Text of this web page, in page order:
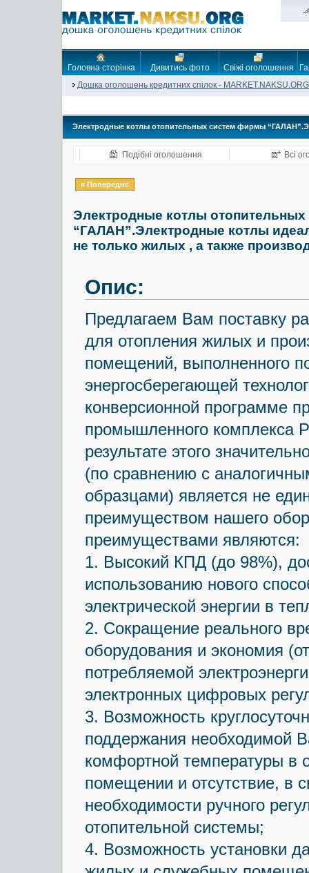
Головна сторінка Дивитись фото Свіжі оголошення
Дошка оголошень кредитних спілок - MARKET.NAKSU.ORG
Электродные котлы отопительных систем фирмы
Подібні оголошення Всі
« Попереднє
Электродные котлы
“ГАЛАН”.Электродные котлы
не только жилых , а также
Опис:
Предлагаем Вам поставку
для отопления жилых и
помещений, выполненного
энергосберегающей
конверсионной программе
промышленного комплекса
результате этого
(по сравнению с
образцами) является не
преимуществом нашего
преимуществами являются:
1. Высокий КПД (до 98%),
использованию нового
электрической энергии в
2. Сокращение реального
оборудования и экономия
потребляемой
электронных цифровых
3. Возможность
поддержания необходимой
комфортной температуры в
помещении и отсутствие, в
необходимости ручного
отопительной системы;
4. Возможность установки